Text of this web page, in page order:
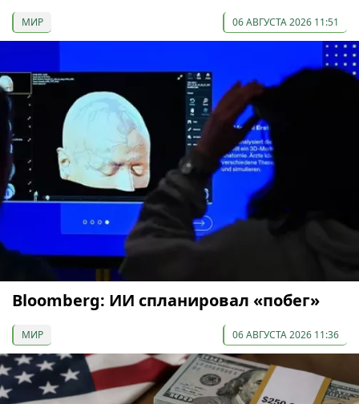
МИР 06 АВГУСТА 2026 11:51
Bloomberg: ИИ спланировал «побег»
МИР 06 АВГУСТА 2026 11:36